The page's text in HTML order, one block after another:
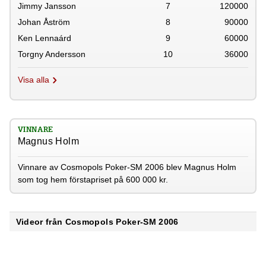
Jimmy Jansson
7
120000
Johan Åström
8
90000
Ken Lennaárd
9
60000
Torgny Andersson
10 36000
Visa alla
VINNARE
Magnus Holm
Vinnare av Cosmopols Poker-SM 2006 blev Magnus Holm
som tog hem förstapriset på 600 000 kr.
Videor från Cosmopols Poker-SM 2006